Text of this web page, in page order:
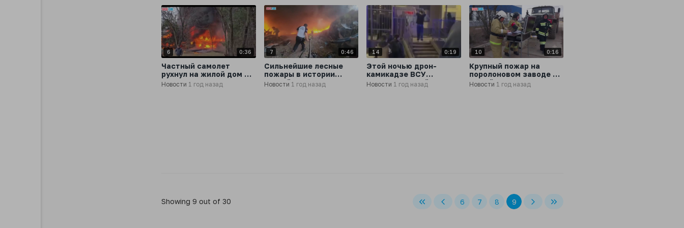
6 0:36
Частный самолет
рухнул на жилой дом в
американском штате
Миннесота, среди
Новости 1 год назад
7 0:46
Сильнейшие лесные
пожары в истории
Южной Кореи
продолжаются
Новости 1 год назад
14 0:19
Этой ночью дрон-
камикадзе ВСУ
атаковал жилой дом в
Ростове-на-Дону
Новости 1 год назад
10 0:16
Крупный пожар на
поролоновом заводе в
Марий Эл локализован
на площади 10 тысяч м²
Новости 1 год назад
Showing 9 out of 30 6 7 8 9